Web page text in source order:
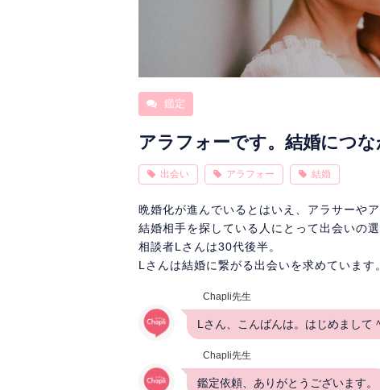
鑑定
アラフォーです。結婚につ
出会い アラフォー 結婚
晩婚化が進んでいるとはいえ、アラサーや
結婚相手を探している人にとって出会いの
相談者Lさんは30代後半。
Lさんは結婚に繋がる出会いを求めています。
Chapli先生
Lさん、こんばんは。はじめまして
Chapli先生
鑑定依頼、ありがとうございます。